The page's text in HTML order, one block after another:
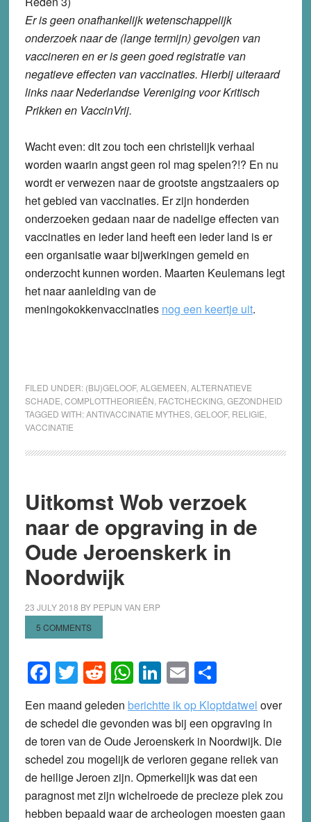
Er is geen onafhankelijk wetenschappelijk
onderzoek naar de (lange termijn) gevolgen van
vaccineren en er is geen goed registratie van
negatieve effecten van vaccinaties. Hierbij uiteraard
links naar Nederlandse Vereniging voor Kritisch
Prikken en VaccinVrij.
Wacht even: dit zou toch een christelijk verhaal
worden waarin angst geen rol mag spelen?!? En nu
wordt er verwezen naar de grootste angstzaaiers op
het gebied van vaccinaties. Er zijn honderden
onderzoeken gedaan naar de nadelige effecten van
vaccinaties en ieder land heeft een ieder land is er
een organisatie waar bijwerkingen gemeld en
onderzocht kunnen worden. Maarten Keulemans legt
het naar aanleiding van de
meningokokkenvaccinaties nog een keertje uit.
FILED UNDER: (BIJ)GELOOF, ALGEMEEN ALTERNATIEVE
SCHADE COMPLOTTHEORIEËN FACTCHECKING, GEZONDHEID
TAGGED WITH:ANTIVACCINATIE MYTHES, GELOOF, RELIGIE
VACCINATIE
Uitkomst Wob verzoek
naar de opgraving in de
Oude Jeroenskerk in
Noordwijk
23 JULY 2018 BY PEPIJN VAN ERP
5 COMMENTS
Facebook
Twitter
Reddit
WhatsApp
LinkedIn
EmailShare
Een maand geleden berichtte ik op Kloptdatwel over
de schedel die gevonden was bij een opgraving in
de toren van de Oude Jeroenskerk in Noordwijk. Die
schedel zou mogelijk de verloren gegane reliek van
de heilige Jeroen zijn. Opmerkelijk was dat een
paragnost met zijn wichelroede de precieze plek zou
hebben bepaald waar de archeologen moesten gaan